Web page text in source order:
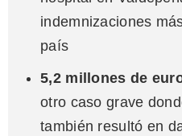
indemnizaciones
país​
5,2 millones de
otro caso grave
también resultó en